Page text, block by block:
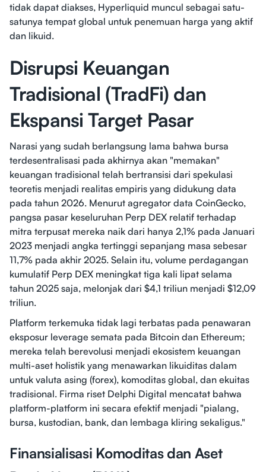
tidak dapat diakses, Hyperliquid muncul sebagai satu-
satunya tempat global untuk penemuan harga yang aktif
dan likuid.
Disrupsi Keuangan
Tradisional (TradFi) dan
Ekspansi Target Pasar
Narasi yang sudah berlangsung lama bahwa bursa
terdesentralisasi pada akhirnya akan "memakan"
keuangan tradisional telah bertransisi dari spekulasi
teoretis menjadi realitas empiris yang didukung data
pada tahun 2026. Menurut agregator data CoinGecko,
pangsa pasar keseluruhan Perp DEX relatif terhadap
mitra terpusat mereka naik dari hanya 2,1% pada Januari
2023 menjadi angka tertinggi sepanjang masa sebesar
11,7% pada akhir 2025. Selain itu, volume perdagangan
kumulatif Perp DEX meningkat tiga kali lipat selama
tahun 2025 saja, melonjak dari $4,1 triliun menjadi $12,09
triliun.
Platform terkemuka tidak lagi terbatas pada penawaran
eksposur leverage semata pada Bitcoin dan Ethereum;
mereka telah berevolusi menjadi ekosistem keuangan
multi-aset holistik yang menawarkan likuiditas dalam
untuk valuta asing (forex), komoditas global, dan ekuitas
tradisional. Firma riset Delphi Digital mencatat bahwa
platform-platform ini secara efektif menjadi "pialang,
bursa, kustodian, bank, dan lembaga kliring sekaligus."
Finansialisasi Komoditas dan Aset